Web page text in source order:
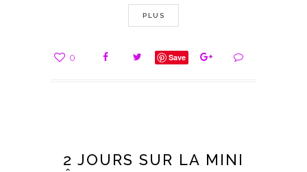
PLUS
0 Save
2 JOURS SUR LA MINI